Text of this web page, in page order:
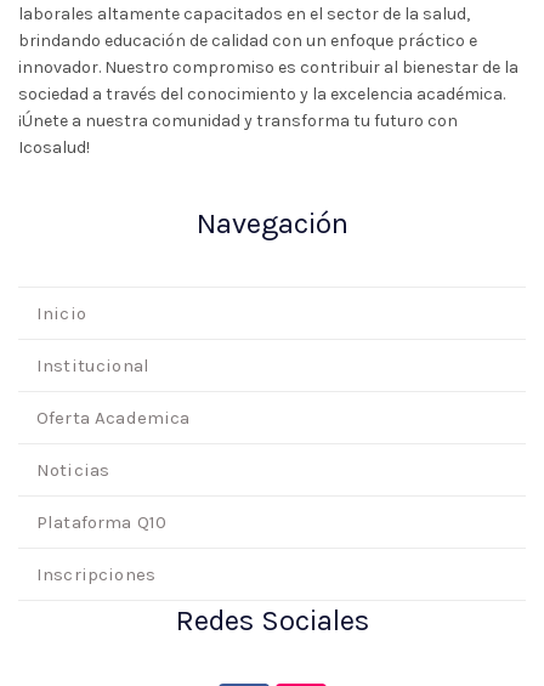
laborales altamente capacitados en el sector de la salud,
brindando educación de calidad con un enfoque práctico e
innovador. Nuestro compromiso es contribuir al bienestar de la
sociedad a través del conocimiento y la excelencia académica.
¡Únete a nuestra comunidad y transforma tu futuro con
Icosalud!
Navegación
Inicio
Institucional
Oferta Academica
Noticias
Plataforma Q10
Inscripciones
Redes Sociales